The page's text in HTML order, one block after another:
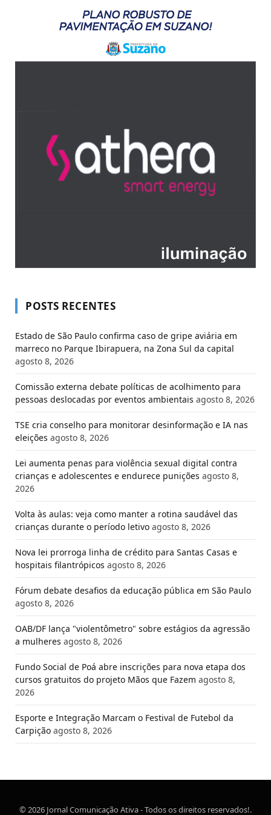
POSTS RECENTES
Estado de São Paulo confirma caso de gripe aviária em
marreco no Parque Ibirapuera, na Zona Sul da capital
agosto 8, 2026
Comissão externa debate políticas de acolhimento para
pessoas deslocadas por eventos ambientais agosto 8, 2026
TSE cria conselho para monitorar desinformação e IA nas
eleições agosto 8, 2026
Lei aumenta penas para violência sexual digital contra
crianças e adolescentes e endurece punições agosto 8,
2026
Volta às aulas: veja como manter a rotina saudável das
crianças durante o período letivo agosto 8, 2026
Nova lei prorroga linha de crédito para Santas Casas e
hospitais filantrópicos agosto 8, 2026
Fórum debate desafios da educação pública em São Paulo
agosto 8, 2026
OAB/DF lança "violentômetro" sobre estágios da agressão
a mulheres agosto 8, 2026
Fundo Social de Poá abre inscrições para nova etapa dos
cursos gratuitos do projeto Mãos que Fazem agosto 8,
2026
Esporte e Integração Marcam o Festival de Futebol da
Carpição agosto 8, 2026
© 2026 Jornal Comunicação Ativa - Todos os direitos reservados!.